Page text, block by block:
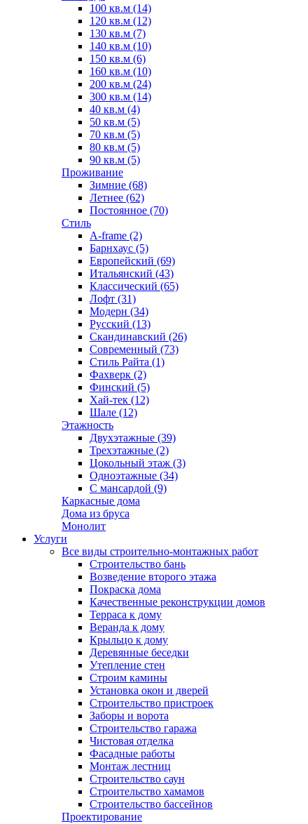
100 кв.м (14)
120 кв.м (12)
130 кв.м (7)
140 кв.м (10)
150 кв.м (6)
160 кв.м (10)
200 кв.м (24)
300 кв.м (14)
40 кв.м (4)
50 кв.м (5)
70 кв.м (5)
80 кв.м (5)
90 кв.м (5)
Проживание
Зимние (68)
Летнее (62)
Постоянное (70)
Стиль
A-frame (2)
Барнхаус (5)
Европейский (69)
Итальянский (43)
Классический (65)
Лофт (31)
Модерн (34)
Русский (13)
Скандинавский (26)
Современный (73)
Стиль Райта (1)
Фахверк (2)
Финский (5)
Хай-тек (12)
Шале (12)
Этажность
Двухэтажные (39)
Трехэтажные (2)
Цокольный этаж (3)
Одноэтажные (34)
С мансардой (9)
Каркасные дома
Дома из бруса
Монолит
Услуги
Все виды строительно-монтажных работ
Строительство бань
Возведение второго этажа
Покраска дома
Качественные реконструкции домов
Терраса к дому
Веранда к дому
Крыльцо к дому
Деревянные беседки
Утепление стен
Строим камины
Установка окон и дверей
Строительство пристроек
Заборы и ворота
Строительство гаража
Чистовая отделка
Фасадные работы
Монтаж лестниц
Строительство саун
Строительство хамамов
Строительство бассейнов
Проектирование